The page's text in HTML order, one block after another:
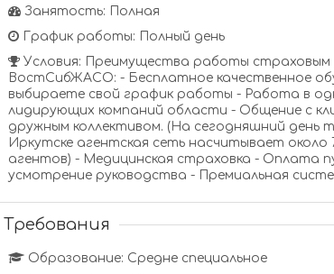
Занятость: Полная
График работы: Полный день
Условия: Преимущества работы страховым
ВостСибЖАСО: - Бесплатное качественное
выбираете свой график работы - Работа в
лидирующих компаний области - Общение с
дружным коллективом. (На сегодняшний день
Иркутске агентская сеть насчитывает около
агентов) - Медицинская страховка - Оплата
усмотрение руководства - Премиальная
Требования
Образование: Средне специальное